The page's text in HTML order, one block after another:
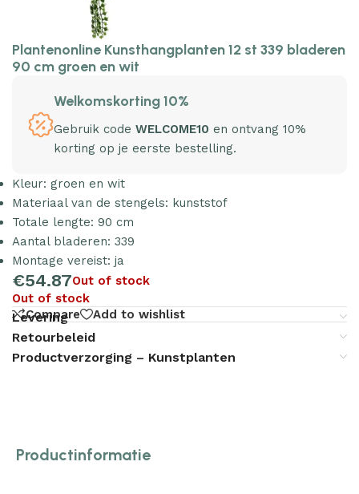
Plantenonline Kunsthangplanten 12 st 339 bladeren
90 cm groen en wit
Welkomskorting 10%
Gebruik code WELCOME10 en ontvang 10%
korting op je eerste bestelling.
Kleur: groen en wit
Materiaal van de stengels: kunststof
Totale lengte: 90 cm
Aantal bladeren: 339
Montage vereist: ja
€54.87Out of stock
Out of stock
Compare
Add to wishlist
Levering
Retourbeleid
Productverzorging – Kunstplanten
Productinformatie